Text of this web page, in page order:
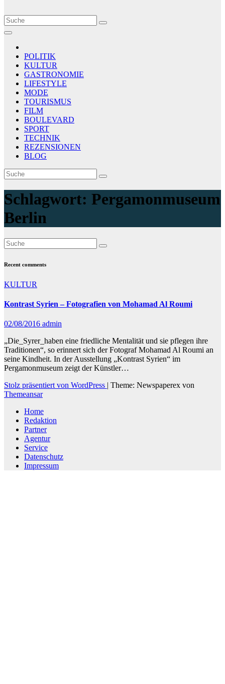
Le Matin
AGENCE DE PRESSE
POLITIK
KULTUR
GASTRONOMIE
LIFESTYLE
MODE
TOURISMUS
FILM
BOULEVARD
SPORT
TECHNIK
REZENSIONEN
BLOG
Schlagwort: Pergamonmuseum
Berlin
Recent comments
KULTUR
Kontrast Syrien – Fotografien von Mohamad Al Roumi
02/08/2016 admin
„Die_Syrer_haben eine friedliche Mentalität und sie pflegen ihre
Traditionen“, so erinnert sich der Fotograf Mohamad Al Roumi an
seine Kindheit. In der Ausstellung „Kontrast Syrien“ im
Pergamonmuseum zeigt der Künstler…
Stolz präsentiert von WordPress | Theme: Newspaperex von
Themeansar
Home
Redaktion
Partner
Agentur
Service
Datenschutz
Impressum